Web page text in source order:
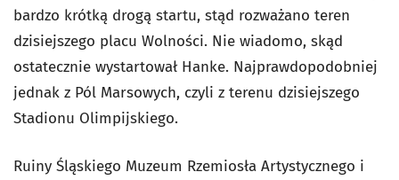
bardzo krótką drogą startu, stąd rozważano teren
dzisiejszego placu Wolności. Nie wiadomo, skąd
ostatecznie wystartował Hanke. Najprawdopodobniej
jednak z Pól Marsowych, czyli z terenu dzisiejszego
Stadionu Olimpijskiego.
Ruiny Śląskiego Muzeum Rzemiosła Artystycznego i